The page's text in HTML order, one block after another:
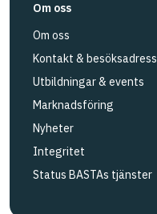
Om oss
Om oss
Kontakt & besöksadress
Utbildningar & events
Marknadsföring
Nyheter
Integritet
Status BASTAs tjänster